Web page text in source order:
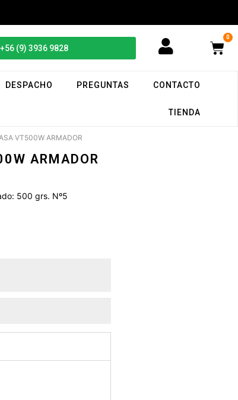
+56 (9) 3936 9828
0
DESPACHO PREGUNTAS CONTACTO
TIENDA
VT500W ARMADOR
ARMADOR
500 grs. Nº5